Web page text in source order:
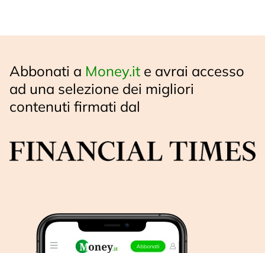
Abbonati a Money.it e avrai accesso
ad una selezione dei migliori
contenuti firmati dal